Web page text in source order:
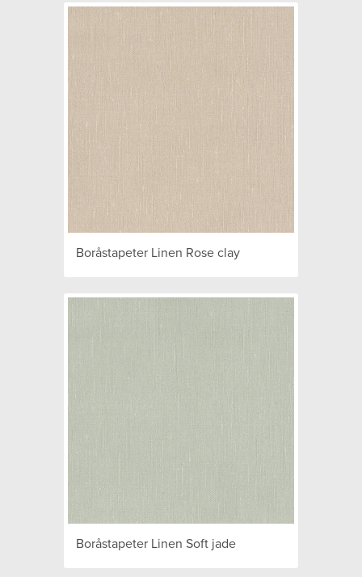
Boråstapeter Linen Rose clay
Boråstapeter Linen Soft jade